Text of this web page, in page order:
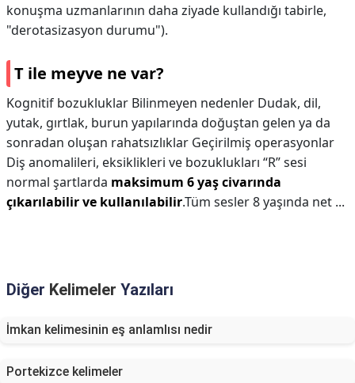
konuşma uzmanlarının daha ziyade kullandığı tabirle,
"derotasizasyon durumu").
T ile meyve ne var?
Kognitif bozukluklar Bilinmeyen nedenler Dudak, dil,
yutak, gırtlak, burun yapılarında doğuştan gelen ya da
sonradan oluşan rahatsızlıklar Geçirilmiş operasyonlar
Diş anomalileri, eksiklikleri ve bozuklukları “R” sesi
normal şartlarda maksimum 6 yaş civarında
çıkarılabilir ve kullanılabilir.Tüm sesler 8 yaşında net ...
Diğer Kelimeler Yazıları
İmkan kelimesinin eş anlamlısı nedir
Portekizce kelimeler